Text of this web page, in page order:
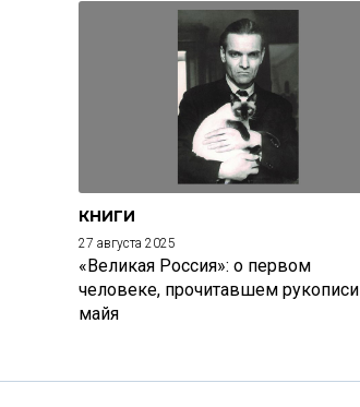
КНИГИ
27 августа 2025
«Великая Россия»: о первом
человеке, прочитавшем рукописи
майя